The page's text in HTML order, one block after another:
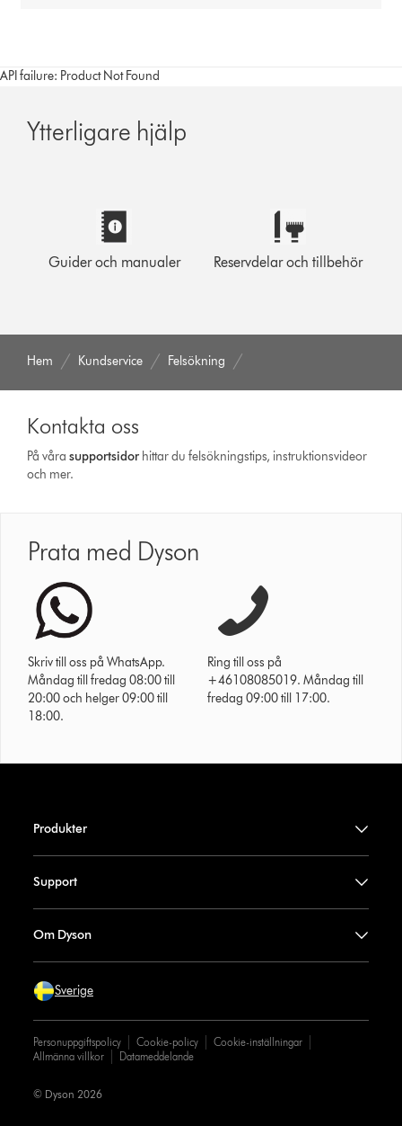
API failure: Product Not Found
Ytterligare hjälp
Guider och manualer Reservdelar och tillbehör
Hem Kundservice Felsökning
Kontakta oss
På vårasupport­sidor hittar du felsökningstips, instruktionsvideor
och mer.
Prata med Dyson
Skriv till oss på WhatsApp.
Måndag till fredag 08:00 till
20:00 och helger 09:00 till
18:00.
Ring till oss på
+46108085019. Måndag till
fredag 09:00 till 17:00.
Produkter
Support
Om Dyson
Sverige
Personuppgiftspolicy Cookie-policy
Cookie-inställningar
Allmänna villkor
Datameddelande
© Dyson 2026